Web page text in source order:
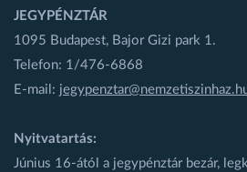
JEGYPÉNZTÁR
1095 Budapest, Bajor Gizi park 1.
Telefon: 1/476-6868
E-mail:
Nyitvatartás:
Június 16-ától a jegypénztár bezár,